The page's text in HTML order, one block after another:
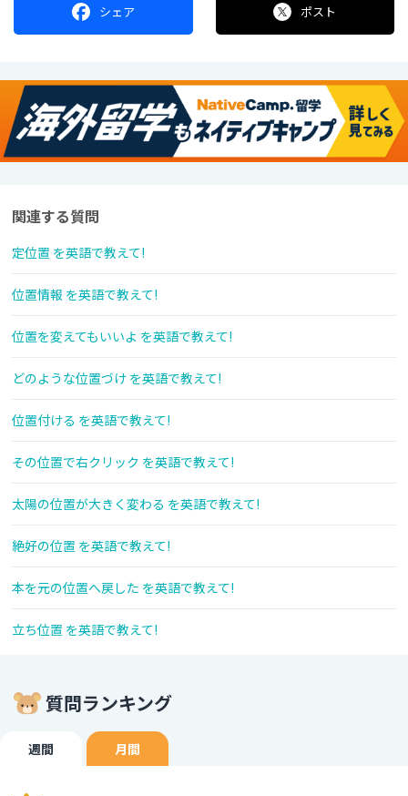
シェア ポスト
関連する質問
定位置 を英語で教えて!
位置情報 を英語で教えて!
位置を変えてもいいよ を英語で教えて!
どのような位置づけ を英語で教えて!
位置付ける を英語で教えて!
その位置で右クリック を英語で教えて!
太陽の位置が大きく変わる を英語で教えて!
絶好の位置 を英語で教えて!
本を元の位置へ戻した を英語で教えて!
立ち位置 を英語で教えて!
質問ランキング
週間 月間